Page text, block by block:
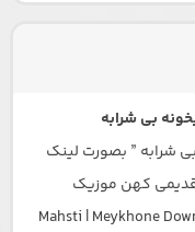
بی شرابه
شرابه ” بصورت لینک
قدیمی کهن موزیک
Mahsti | Meykhone